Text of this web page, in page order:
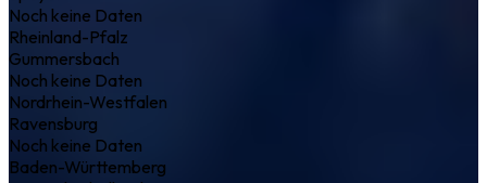
Noch keine Daten
Rheinland-Pfalz
Gummersbach
Noch keine Daten
Nordrhein-Westfalen
Ravensburg
Noch keine Daten
Baden-Württemberg